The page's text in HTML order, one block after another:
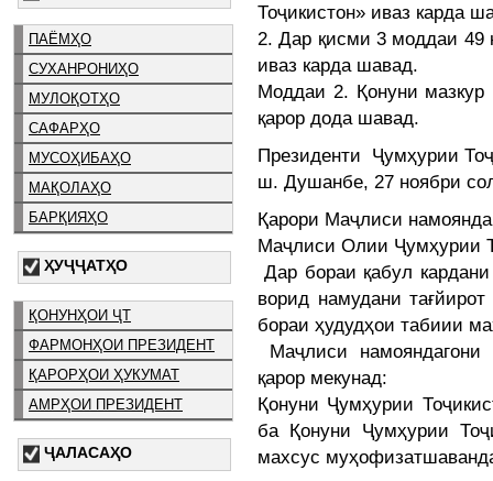
ПАЁМҲО
СУХАНРОНИҲО
МУЛОҚОТҲО
САФАРҲО
МУСОҲИБАҲО
МАҚОЛАҲО
БАРҚИЯҲО
ҲУҶҶАТҲО
ҚОНУНҲОИ ҶТ
ФАРМОНҲОИ ПРЕЗИДЕНТ
ҚАРОРҲОИ ҲУКУМАТ
АМРҲОИ ПРЕЗИДЕНТ
ҶАЛАСАҲО
Тоҷикистон» иваз карда
2. Дар қисми 3 моддаи 49
иваз карда шавад.
Моддаи 2. Қонуни
қарор дода шавад.
Президенти Ҷумҳурии
ш. Душанбе, 27 ноябри
Қарори Маҷлиси
Маҷлиси Олии Ҷумҳурии
Дар бораи қабул
ворид намудани
бораи ҳудудҳои табиии
Маҷлиси
қарор мекунад:
Қонуни Ҷумҳурии
ба Қонуни Ҷумҳурии
махсус